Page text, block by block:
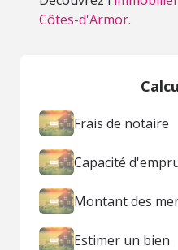
Côtes-d'Armor.
Frais de notaire
Capacité
Montant des
Estimer un bien